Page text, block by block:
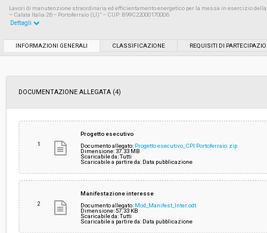
Lavori di manutenzione straordinaria ed efficientamento energetico per la messa in esercizio della
– Calata Italia 26 – Portoferraio (LI)” – CUP: B99C22000170006
Importo (al netto dell’IVA):
Costi di sicurezza non soggetti a
ribasso (al netto dell’IVA):
-
Dettagli
INFORMAZIONI GENERALI CLASSIFICAZIONE REQUISITI DI
DOCUMENTAZIONE ALLEGATA (4)
1
Progetto esecutivo
Documento allegato: Progetto esecutivo_CPI Portoferraio.zip
Dimensione: 37.33 MB
Scaricabile da: Tutti
Scaricabile a partire da: Data pubblicazione
2
Manifestazione interesse
Documento allegato: Mod_Manifest_Inter.odt
Dimensione: 57.33 KB
Scaricabile da: Tutti
Scaricabile a partire da: Data pubblicazione